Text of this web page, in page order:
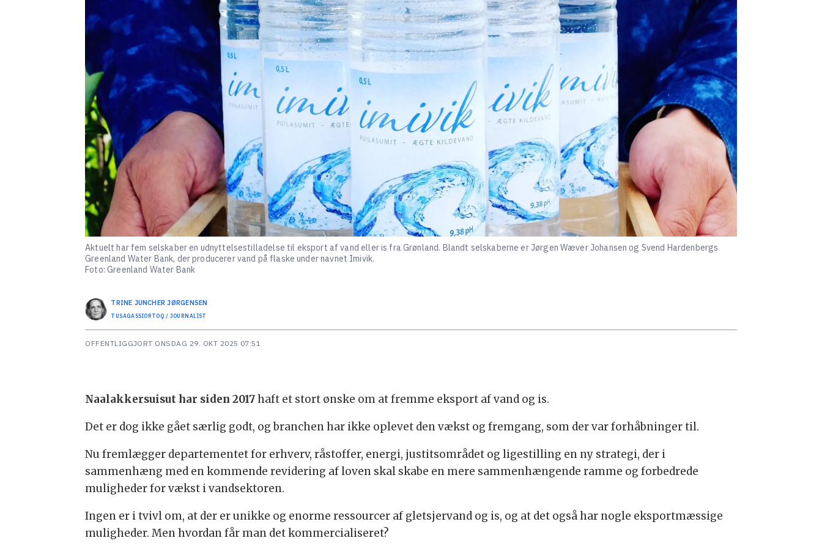
Aktuelt har fem selskaber en udnyttelsestilladelse til eksport af vand eller is fra Grønland. Blandt selskaberne er Jørgen Wæver Johansen og Svend Hardenbergs
Greenland Water Bank, der producerer vand på flaske under navnet Imivik.
Foto: Greenland Water Bank
TRINE JUNCHER JØRGENSEN
TUSAGASSIORTOQ / JOURNALIST
OFFENTLIGGJORT ONSDAG 29. OKT 2025 07:51
Naalakkersuisut har siden 2017haft et stort ønske om at fremme eksport af vand og is.
Det er dog ikke gået særlig godt, og branchen har ikke oplevet den vækst og fremgang, som der var forhåbninger til.
Nu fremlægger departementet for erhverv, råstoffer, energi, justitsområdet og ligestilling en ny strategi, der i
sammenhæng med en kommende revidering af loven skal skabe en mere sammenhængende ramme og forbedrede
muligheder for vækst i vandsektoren.
Ingen er i tvivl om, at der er unikke og enorme ressourcer af gletsjervand og is, og at det også har nogle eksportmæssige
muligheder. Men hvordan får man det kommercialiseret?